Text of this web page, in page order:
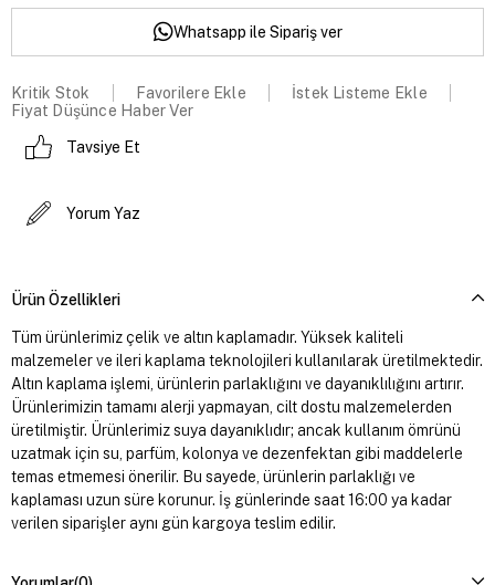
Whatsapp ile Sipariş ver
Kritik Stok Favorilere Ekle
İstek Listeme Ekle
Fiyat Düşünce Haber Ver
Tavsiye Et
Yorum Yaz
Ürün Özellikleri
Tüm ürünlerimiz çelik ve altın kaplamadır. Yüksek kaliteli
malzemeler ve ileri kaplama teknolojileri kullanılarak üretilmektedir.
Altın kaplama işlemi, ürünlerin parlaklığını ve dayanıklılığını artırır.
Ürünlerimizin tamamı alerji yapmayan, cilt dostu malzemelerden
üretilmiştir. Ürünlerimiz suya dayanıklıdır; ancak kullanım ömrünü
uzatmak için su, parfüm, kolonya ve dezenfektan gibi maddelerle
temas etmemesi önerilir. Bu sayede, ürünlerin parlaklığı ve
kaplaması uzun süre korunur. İş günlerinde saat 16:00 ya kadar
verilen siparişler aynı gün kargoya teslim edilir.